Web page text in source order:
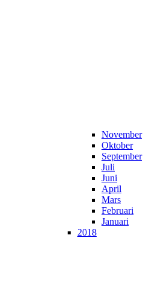
November
Oktober
September
Juli
Juni
April
Mars
Februari
Januari
2018